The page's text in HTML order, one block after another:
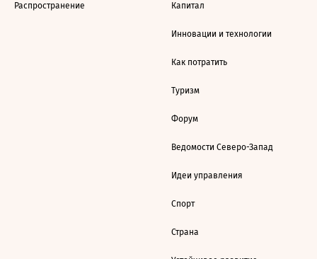
Распространение Капитал
Инновации и технологии
Как потратить
Туризм
Форум
Ведомости Северо-Запад
Идеи управления
Спорт
Страна